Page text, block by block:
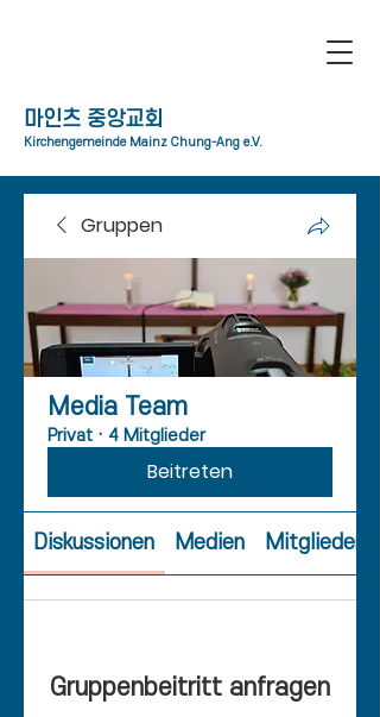
​마인츠 중앙교회
Kirchengemeinde Mainz Chung-Ang e.V.
Gruppen
Media Team
Privat · 4 Mitglieder
Beitreten
Diskussionen Medien Mitglieder
Gruppenbeitritt anfragen